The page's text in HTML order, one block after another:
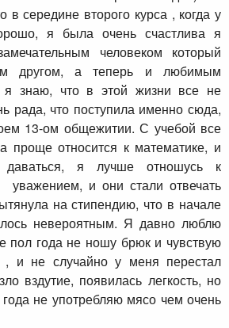
в середине второго курса , когда у
я была очень счастлива я
человеком который
другом, а теперь и любимым
я знаю, что в этой жизни все не
рада, что поступила именно сюда,
13-ом общежитии. С учебой все
проще относится к математике, и
я лучше отношусь к
и они стали отвечать
на стипендию, что в начале
невероятным. Я давно люблю
пол года не ношу брюк и чувствую
, и не случайно у меня перестал
вздутие, появилась легкость, но
не употребляю мясо чем очень